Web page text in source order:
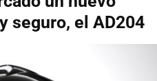
seguro, el AD204